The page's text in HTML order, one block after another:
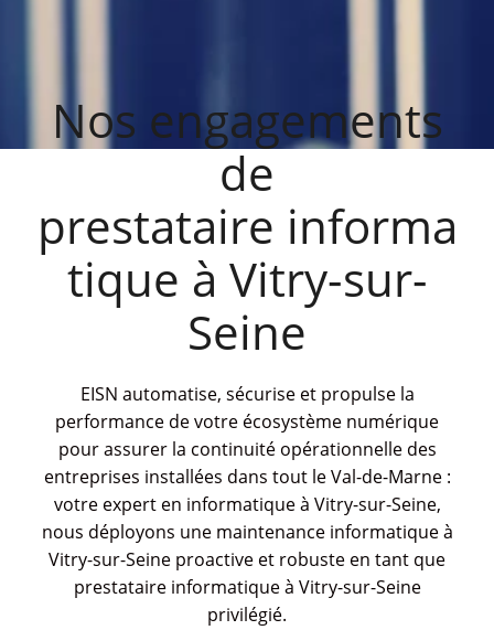
Nos engagements
de
prestataire informa
tique à Vitry-sur-
Seine
EISN automatise, sécurise et propulse la
performance de votre écosystème numérique
pour assurer la continuité opérationnelle des
entreprises installées dans tout le Val-de-Marne :
votre expert en informatique à Vitry-sur-Seine,
nous déployons une maintenance informatique à
Vitry-sur-Seine proactive et robuste en tant que
prestataire informatique à Vitry-sur-Seine
privilégié.